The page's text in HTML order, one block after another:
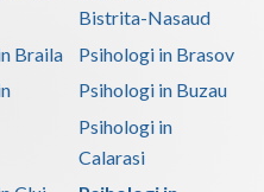
Bistrita-Nasaud
Braila
Psihologi in Brasov
Psihologi in Buzau
Psihologi in
Calarasi